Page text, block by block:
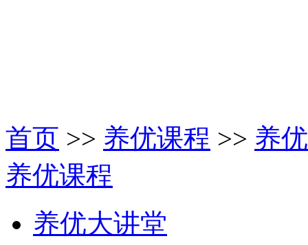
首页 >> 养优课程 >> 养
养优课程
养优大讲堂